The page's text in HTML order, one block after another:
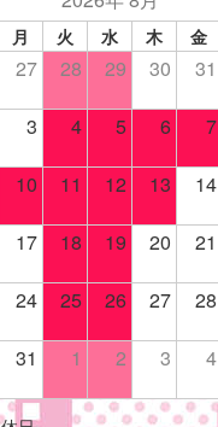
月 火 水 木 金
27 28 29 30 31
3 4 5 6 7
10 11 12 13 14
17 18 19 20 21
24 25 26 27 28
31 1 2 3 4